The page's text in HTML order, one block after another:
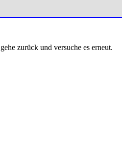
zurück und versuche es erneut.